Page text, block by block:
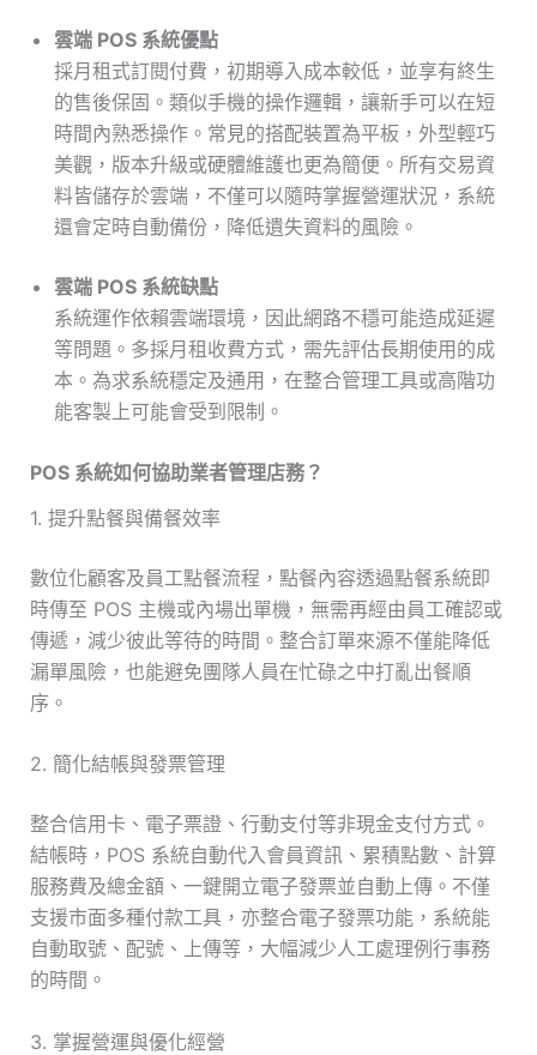
雲端 POS 系統優點
採月租式訂閱付費，初期導入成本較低，並享有終生
的售後保固。類似手機的操作邏輯，讓新手可以在短
時間內熟悉操作。常見的搭配裝置為平板，外型輕巧
美觀，版本升級或硬體維護也更為簡便。所有交易資
料皆儲存於雲端，不僅可以隨時掌握營運狀況，系統
還會定時自動備份，降低遺失資料的風險。
雲端 POS 系統缺點
系統運作依賴雲端環境，因此網路不穩可能造成延遲
等問題。多採月租收費方式，需先評估長期使用的成
本。為求系統穩定及通用，在整合管理工具或高階功
能客製上可能會受到限制。
POS 系統如何協助業者管理店務？
1. 提升點餐與備餐效率
數位化顧客及員工點餐流程，點餐內容透過點餐系統即
時傳至 POS 主機或內場出單機，無需再經由員工確認或
傳遞，減少彼此等待的時間。整合訂單來源不僅能降低
漏單風險，也能避免團隊人員在忙碌之中打亂出餐順
序。
2. 簡化結帳與發票管理
整合信用卡、電子票證、行動支付等非現金支付方式。
結帳時，POS 系統自動代入會員資訊、累積點數、計算
服務費及總金額、一鍵開立電子發票並自動上傳。不僅
支援市面多種付款工具，亦整合電子發票功能，系統能
自動取號、配號、上傳等，大幅減少人工處理例行事務
的時間。
3. 掌握營運與優化經營